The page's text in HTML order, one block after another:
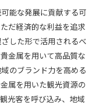
能な発展に貢献する可
だ経済的な利益を追求
した形で活用されるべ
金属を用いて高品質な
のブランド力を高める
属を用いた観光資源の
光客を呼び込み、地域